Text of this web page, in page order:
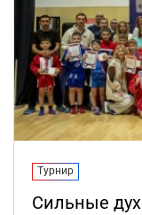
Турнир
Сильные